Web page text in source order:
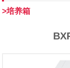
>培养箱